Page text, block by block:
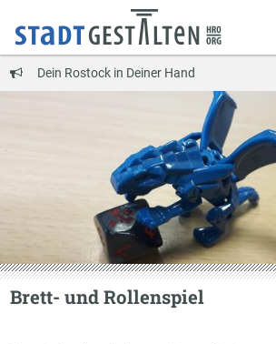
Dein Rostock in Deiner Hand
Brett- und Rollenspiel